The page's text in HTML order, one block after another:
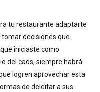
tu restaurante adaptarte
decisiones que
iniciaste como
del caos, siempre habrá
logren aprovechar esta
de deleitar a sus